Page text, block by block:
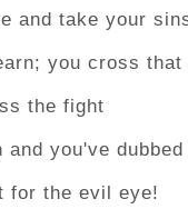
and take your
you cross that
the fight
and you've
for the evil eye!